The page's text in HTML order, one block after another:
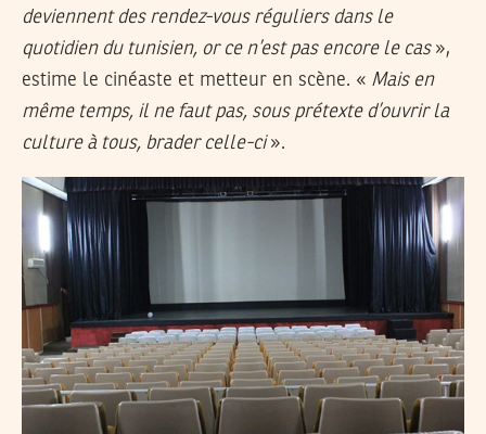
deviennent des rendez-vous réguliers dans le
quotidien du tunisien, or ce n’est pas encore le cas»,
estime le cinéaste et metteur en scène. « Mais en
même temps, il ne faut pas, sous prétexte d’ouvrir la
culture à tous, brader celle-ci».